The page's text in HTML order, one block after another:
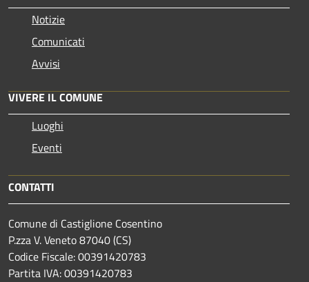
Notizie
Comunicati
Avvisi
VIVERE IL COMUNE
Luoghi
Eventi
CONTATTI
Comune di Castiglione Cosentino
P.zza V. Veneto 87040 (CS)
Codice Fiscale: 00391420783
Partita IVA: 00391420783